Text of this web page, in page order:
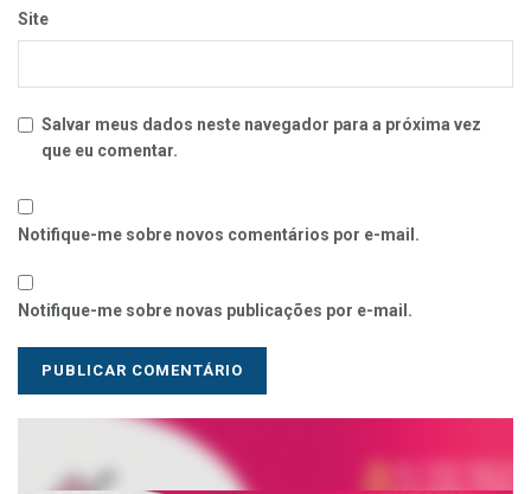
Site
Salvar meus dados neste navegador para a próxima vez
que eu comentar.
Notifique-me sobre novos comentários por e-mail.
Notifique-me sobre novas publicações por e-mail.